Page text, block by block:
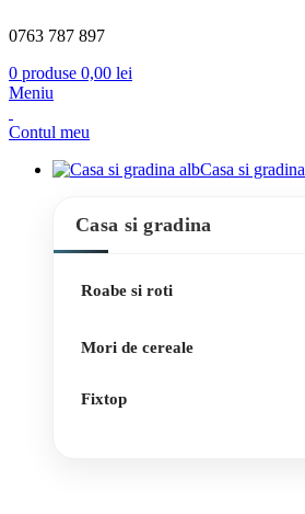
0763 787 897
0 produse 0,00 lei
Meniu
Contul meu
Casa si gradina
Casa si gradina
Roabe si roti
Mori de cereale
Fixtop